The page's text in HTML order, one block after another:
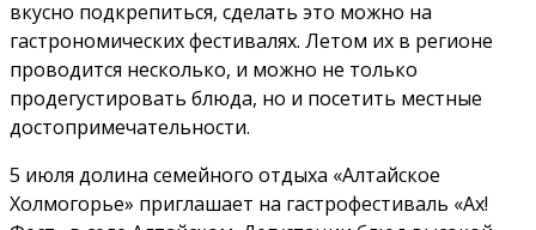
вкусно подкрепиться, сделать это можно на
гастрономических фестивалях. Летом их в регионе
проводится несколько, и можно не только
продегустировать блюда, но и посетить местные
достопримечательности.
5 июля долина семейного отдыха «Алтайское
Холмогорье» приглашает на гастрофестиваль «Ах!